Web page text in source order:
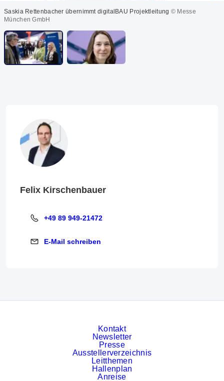
Saskia Rettenbacher übernimmt digitalBAU Projektleitung © Messe
München GmbH
Felix Kirschenbauer
+49 89 949-21472
+49 89 949-21472
E-Mail schreiben
E-Mail schreiben
Kontakt
Newsletter
Presse
Ausstellerverzeichnis
Leitthemen
Hallenplan
Anreise